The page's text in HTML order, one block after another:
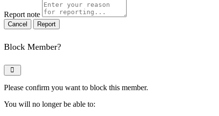
Report note
Report
Block Member?
Please confirm you want to block this member.
You will no longer be able to: